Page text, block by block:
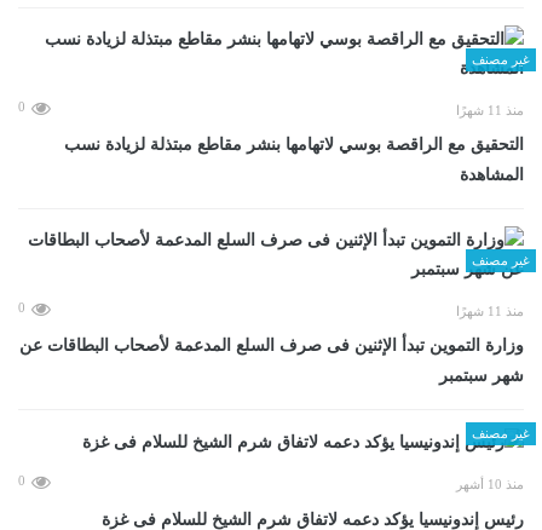
غير مصنف
منذ 11 شهرًا 0
التحقيق مع الراقصة بوسي لاتهامها بنشر مقاطع مبتذلة لزيادة نسب
المشاهدة
غير مصنف
منذ 11 شهرًا 0
وزارة التموين تبدأ الإثنين فى صرف السلع المدعمة لأصحاب البطاقات عن
شهر سبتمبر
غير مصنف
منذ 10 أشهر 0
رئيس إندونيسيا يؤكد دعمه لاتفاق شرم الشيخ للسلام فى غزة